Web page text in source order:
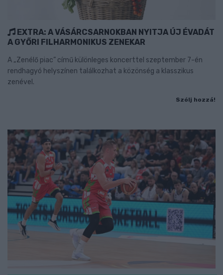
EXTRA: A VÁSÁRCSARNOKBAN NYITJA ÚJ ÉVADÁT
A GYŐRI FILHARMONIKUS ZENEKAR
A „Zenélő piac” című különleges koncerttel szeptember 7-én
rendhagyó helyszínen találkozhat a közönség a klasszikus
zenével.
Szólj hozzá!